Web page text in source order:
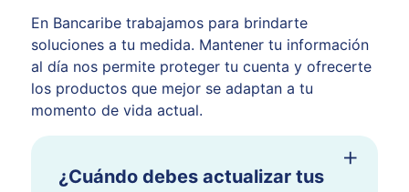
En Bancaribe trabajamos para brindarte
soluciones a tu medida. Mantener tu información
al día nos permite proteger tu cuenta y ofrecerte
los productos que mejor se adaptan a tu
momento de vida actual.
¿Cuándo debes actualizar tus